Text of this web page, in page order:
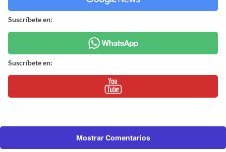
Suscríbete en:
Suscríbete en:
Mostrar Comentarios